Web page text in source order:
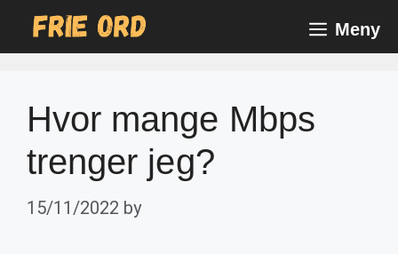
Meny
Hvor mange Mbps
trenger jeg?
15/11/2022 by